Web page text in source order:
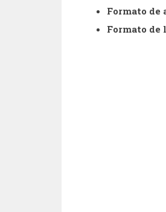
Formato de
Formato de